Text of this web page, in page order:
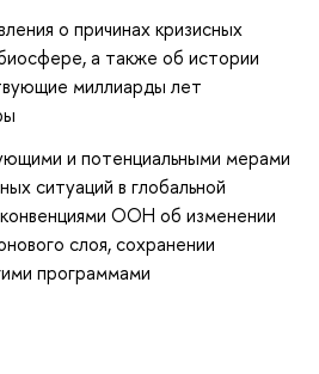
о причинах кризисных
а также об истории
миллиарды лет
и потенциальными мерами
ситуаций в глобальной
ООН об изменении
слоя, сохранении
программами